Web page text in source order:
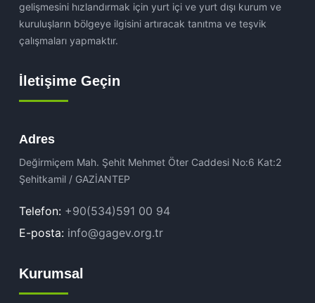
gelişmesini hızlandırmak için yurt içi ve yurt dışı kurum ve
kuruluşların bölgeye ilgisini artıracak tanıtma ve teşvik
çalışmaları yapmaktır.
İletişime Geçin
Adres
Değirmiçem Mah. Şehit Mehmet Öter Caddesi No:6 Kat:2
Şehitkamil / GAZİANTEP
Telefon: +90(534)591 00 94
E-posta: info@gagev.org.tr
Kurumsal